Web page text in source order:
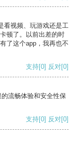
看视频、玩游戏还是工
顿了。以前出差的时
了这个app，我再也不
支持[0] 反对[0]
流畅体验和安全性保
支持[0] 反对[0]